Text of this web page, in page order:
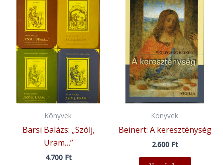
Könyvek
Barsi Balázs: „Szólj,
Uram…”
4.700 Ft
Könyvek
Beinert: A kereszténység
2.600 Ft